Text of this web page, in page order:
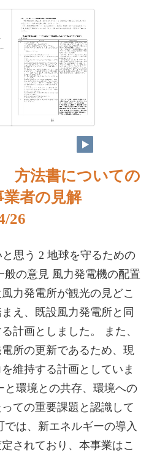
方法書についての
者の見解
26
思う 2 地球を守るための
の意見 風力発電機の配置
力発電所が観光の見どこ
え、既設風力発電所と同
計画としました。 また、
所の更新であるため、現
維持する計画としていま
環境との共存、環境への
ての重要課題と認識して
は、新エネルギーの導入
されており、本事業はこ